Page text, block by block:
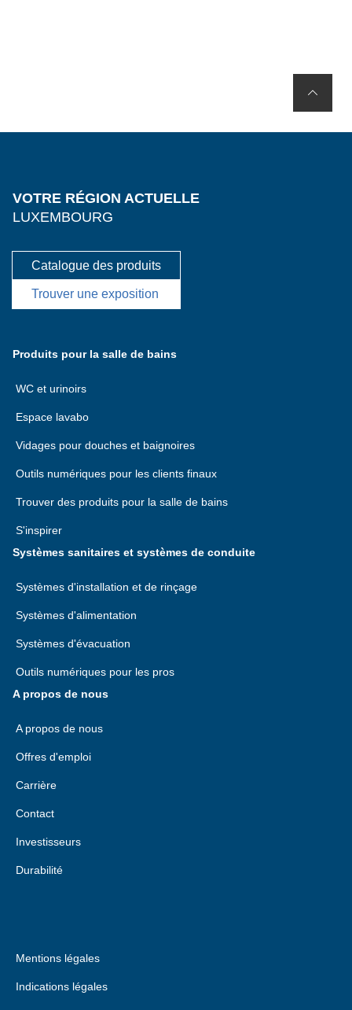
VOTRE RÉGION ACTUELLE
LUXEMBOURG
Catalogue des produits
Trouver une exposition
Produits pour la salle de bains
WC et urinoirs
Espace lavabo
Vidages pour douches et baignoires
Outils numériques pour les clients finaux
Trouver des produits pour la salle de bains
S'inspirer
Systèmes sanitaires et systèmes de conduite
Systèmes d'installation et de rinçage
Systèmes d'alimentation
Systèmes d'évacuation
Outils numériques pour les pros
A propos de nous
A propos de nous
Offres d'emploi
Carrière
Contact
Investisseurs
Durabilité
Mentions légales
Indications légales